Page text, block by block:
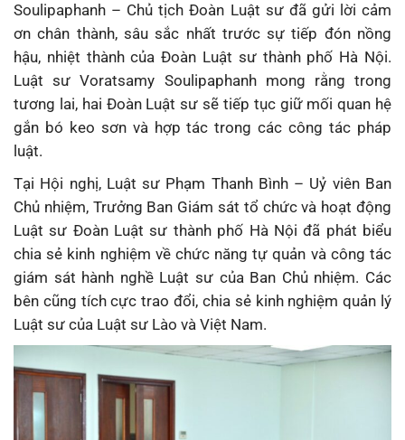
Soulipaphanh – Chủ tịch Đoàn Luật sư đã gửi lời cảm
ơn chân thành, sâu sắc nhất trước sự tiếp đón nồng
hậu, nhiệt thành của Đoàn Luật sư thành phố Hà Nội.
Luật sư Voratsamy Soulipaphanh mong rằng trong
tương lai, hai Đoàn Luật sư sẽ tiếp tục giữ mối quan hệ
gắn bó keo sơn và hợp tác trong các công tác pháp
luật.
Tại Hội nghị, Luật sư Phạm Thanh Bình – Uỷ viên Ban
Chủ nhiệm, Trưởng Ban Giám sát tổ chức và hoạt động
Luật sư Đoàn Luật sư thành phố Hà Nội đã phát biểu
chia sẻ kinh nghiệm về chức năng tự quản và công tác
giám sát hành nghề Luật sư của Ban Chủ nhiệm. Các
bên cũng tích cực trao đổi, chia sẻ kinh nghiệm quản lý
Luật sư của Luật sư Lào và Việt Nam.